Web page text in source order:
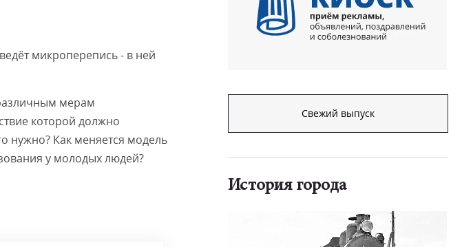
микроперепись - в ней
мерам
которой должно
нужно? Как меняется модель
у молодых людей?
Свежий выпуск
История города